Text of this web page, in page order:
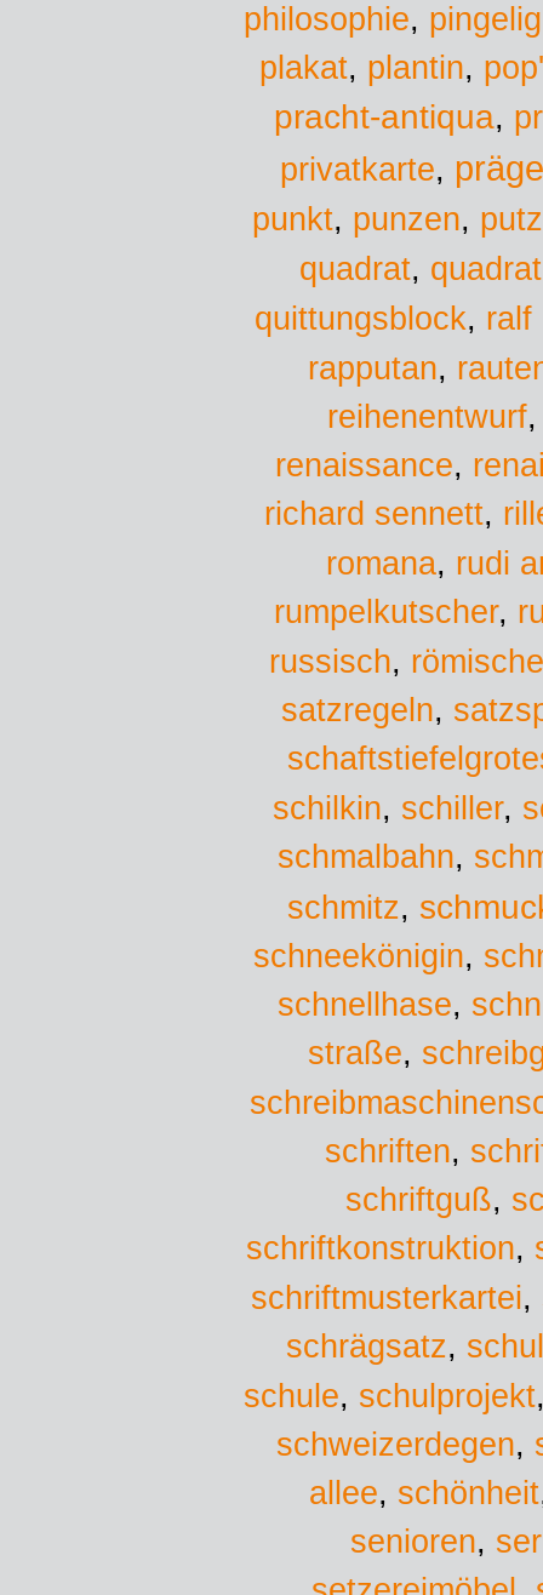
philosophie,
plakat, plantin,
pracht-antiqua,
privatkarte,
punkt, punzen,
quadrat,
quittungsblock, ralf
rapputan,
reihenentwurf
renaissance,
richard sennett,
romana, rudi
rumpelkutscher,
russisch,
satzregeln,
schilkin, schiller,
schmalbahn,
schmitz,
schneekönigin,
schnellhase,
straße,
schriften,
schriftguß,
schriftkonstruktion,
schriftmusterkartei,
schrägsatz,
schule, schulprojekt
schweizerdegen,
allee, schönheit
senioren,